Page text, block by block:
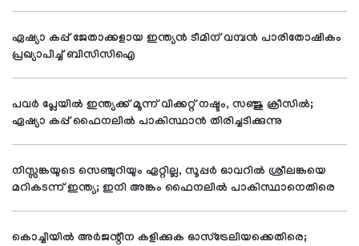
ഏഷ്യാ കപ്പ് ജേതാക്കളായ ഇന്ത്യൻ ടീമിന് വമ്പന്‍ പാരിതോഷികം
പ്രഖ്യാപിച്ച് ബിസിസിഐ
പവര്‍ പ്ലേയില്‍ ഇന്ത്യക്ക് മൂന്ന് വിക്കറ്റ് നഷ്ടം, സഞ്ജു ക്രീസില്‍;
ഏഷ്യാ കപ്പ് ഫൈനലില്‍ പാകിസ്ഥാന്‍ തിരിച്ചടിക്കുന്നു
നിസ്സങ്കയുടെ സെഞ്ചുറിയും ഏറ്റില്ല, സൂപ്പര്‍ ഓവറില്‍ ശ്രീലങ്കയെ
മറികടന്ന് ഇന്ത്യ; ഇനി അങ്കം ഫൈനലില്‍ പാകിസ്ഥാനെതിരെ
കൊച്ചിയില്‍ അര്‍ജന്റീന കളിക്കുക ഓസ്‌ട്രേലിയക്കെതിരെ;